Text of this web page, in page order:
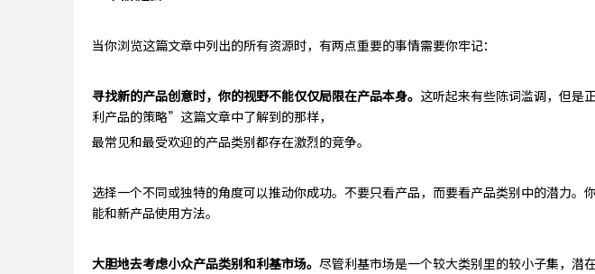
当你浏览这篇文章中列出的所有资源时，有两点重要的事情需要你牢记：
寻找新的产品创意时，你的视野不能仅仅局限在产品本身。 这听起来有些陈词滥调，但是
利产品的策略”这篇文章中了解到的那样，
最常见和最受欢迎的产品类别都存在激烈的竞争。
选择一个不同或独特的角度可以推动你成功。不要只看产品，而要看产品类别中的潜力。
能和新产品使用方法。
大胆地去考虑小众产品类别和利基市场。 尽管利基市场是一个较大类别里的较小子集，潜